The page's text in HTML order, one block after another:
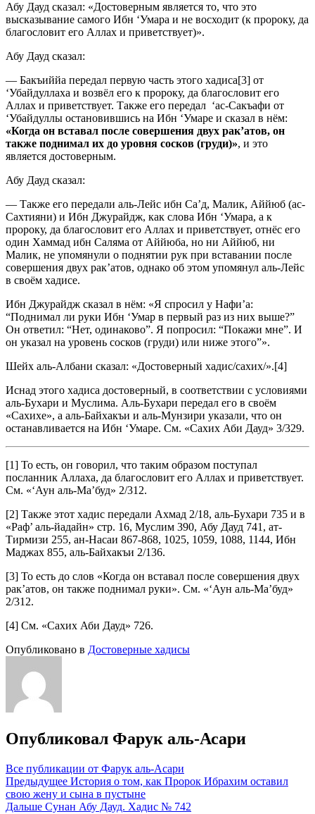
Абу Дауд сказал: «Достоверным является то, что это
высказывание самого Ибн ‘Умара и не восходит (к пророку, да
благословит его Аллах и приветствует)».
Абу Дауд сказал:
— Бакъиййа передал первую часть этого хадиса[3] от
‘Убайдуллаха и возвёл его к пророку, да благословит его
Аллах и приветствует. Также его передал ‘ас-Сакъафи от
‘Убайдуллы остановившись на Ибн ‘Умаре и сказал в нём:
«Когда он вставал после совершения двух рак’атов, он
также поднимал их до уровня сосков (груди)», и это
является достоверным.
Абу Дауд сказал:
— Также его передали аль-Лейс ибн Са’д, Малик, Аййюб (ас-
Сахтияни) и Ибн Джурайдж, как слова Ибн ‘Умара, а к
пророку, да благословит его Аллах и приветствует, отнёс его
один Хаммад ибн Саляма от Аййюба, но ни Аййюб, ни
Малик, не упомянули о поднятии рук при вставании после
совершения двух рак’атов, однако об этом упомянул аль-Лейс
в своём хадисе.
Ибн Джурайдж сказал в нём: «Я спросил у Нафи’а:
“Поднимал ли руки Ибн ‘Умар в первый раз из них выше?”
Он ответил: “Нет, одинаково”. Я попросил: “Покажи мне”. И
он указал на уровень сосков (груди) или ниже этого”».
Шейх аль-Албани сказал: «Достоверный хадис/сахих/».[4]
Иснад этого хадиса достоверный, в соответствии с условиями
аль-Бухари и Муслима. Аль-Бухари передал его в своём
«Сахихе», а аль-Байхакъи и аль-Мунзири указали, что он
останавливается на Ибн ‘Умаре. См. «Сахих Аби Дауд» 3/329.
[1] То есть, он говорил, что таким образом поступал
посланник Аллаха, да благословит его Аллах и приветствует.
См. «‘Аун аль-Ма’буд» 2/312.
[2] Также этот хадис передали Ахмад 2/18, аль-Бухари 735 и в
«Раф’ аль-йадайн» стр. 16, Муслим 390, Абу Дауд 741, ат-
Тирмизи 255, ан-Насаи 867-868, 1025, 1059, 1088, 1144, Ибн
Маджах 855, аль-Байхакъи 2/136.
[3] То есть до слов «Когда он вставал после совершения двух
рак’атов, он также поднимал руки». См. «‘Аун аль-Ма’буд»
2/312.
[4] См. «Сахих Аби Дауд» 726.
Опубликовано в Достоверные хадисы
Опубликовал Фарук аль-Асари
Все публикации от Фарук аль-Асари
Навигация
по
Предыдущее История о том, как Пророк Ибрахим оставил
свою жену и сына в пустыне
Дальше Сунан Абу Дауд. Хадис № 742